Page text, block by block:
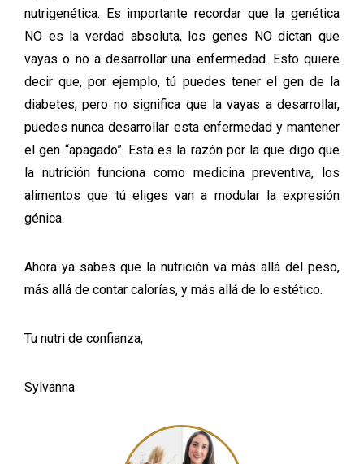
nutrigenética. Es importante recordar que la genética
NO es la verdad absoluta, los genes NO dictan que
vayas o no a desarrollar una enfermedad. Esto quiere
decir que, por ejemplo, tú puedes tener el gen de la
diabetes, pero no significa que la vayas a desarrollar,
puedes nunca desarrollar esta enfermedad y mantener
el gen “apagado”. Esta es la razón por la que digo que
la nutrición funciona como medicina preventiva, los
alimentos que tú eliges van a modular la expresión
génica.
Ahora ya sabes que la nutrición va más allá del peso,
más allá de contar calorías, y más allá de lo estético.
Tu nutri de confianza,
Sylvanna